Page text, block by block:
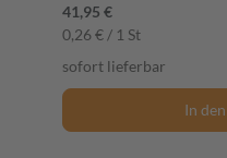
41,95 €
0,26 € / 1 St
sofort lieferbar
In